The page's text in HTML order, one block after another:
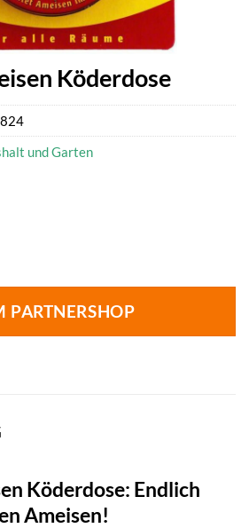
Köderdose
PARTNERSHOP
und Garten
Köderdose: Endlich
Ameisen!